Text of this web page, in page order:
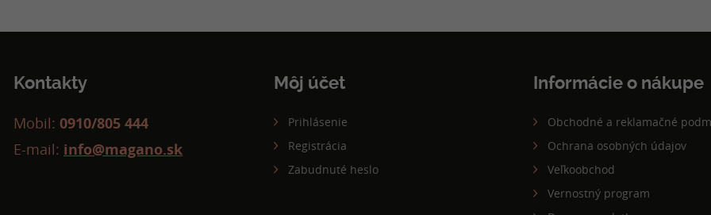
Kontakty
Mobil: 0910/805 444
E-mail: info@magano.sk
Môj účet
Prihlásenie
Registrácia
Zabudnuté heslo
Informácie o nákupe
Obchodné a reklamačné
Ochrana osobných údajov
Veľkoobchod
Vernostný program